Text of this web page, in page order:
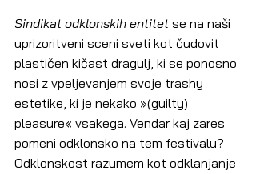
Sindikat odklonskih entitet se na naši
uprizoritveni sceni sveti kot čudovit
plastičen kičast dragulj, ki se ponosno
nosi z vpeljevanjem svoje trashy
estetike, ki je nekako »(guilty)
pleasure« vsakega. Vendar kaj zares
pomeni odklonsko na tem festivalu?
Odklonskost razumem kot odklanjanje